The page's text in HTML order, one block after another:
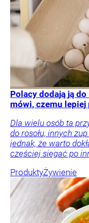
Polacy dodają ją
mówi, czemu lepiej
Dla wielu osób ta
do rosołu, innych
jednak, że warto
częściej sięgać po
ProduktyŻywienie